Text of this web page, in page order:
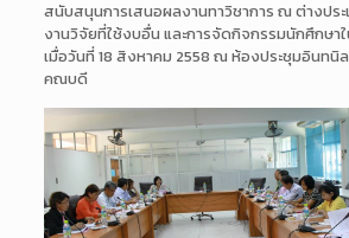
สนับสนุนการเสนอผลงานทาวิชาการ ณ ต่างประ
งานวิจัยที่ใช้งบอื่น และการจัดกิจกรรมนักศึกษา
เมื่อวันที่ 18 สิงหาคม 2558 ณ ห้องประชุมอินทนิ
คณบดี